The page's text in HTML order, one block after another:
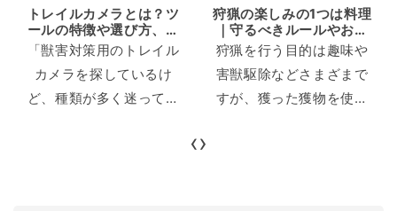
トレイルカメラとは？ツ
ールの特徴や選び方、お
すすめ商品までまるごと
解説
「獣害対策用のトレイル
カメラを探しているけ
ど、種類が多く迷ってし
狩猟の楽しみの1つは料理
｜守るべきルールやおす
すめのレシピも紹介
狩猟を行う目的は趣味や
害獣駆除などさまざまで
すが、獲った獲物を使っ
‹›